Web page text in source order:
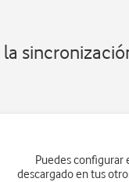
Puedes configurar
descargado en tus